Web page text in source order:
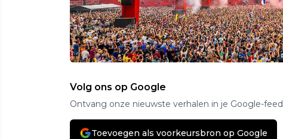
Volg ons op Google
Ontvang onze nieuwste verhalen in je Google-feed
Toevoegen als voorkeursbron op Google